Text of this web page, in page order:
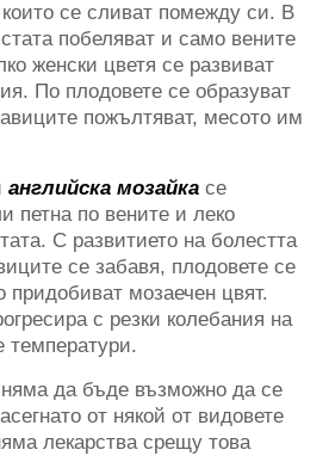
се сливат помежду си. В
побеляват и само вените
женски цветя се развиват
По плодовете се образуват
пожълтяват, месото им
английска мозайка се
петна по вените и леко
С развитието на болестта
се забавя, плодовете се
мозаечен цвят.
с резки колебания на
температури.
няма да бъде възможно да се
от някой от видовете
лекарства срещу това